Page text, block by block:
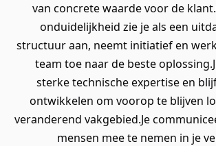
van concrete waarde voor de
onduidelijkheid zie je als een
structuur aan, neemt initiatief en
team toe naar de beste
sterke technische expertise en
ontwikkelen om voorop te blijven
veranderend vakgebied.Je
mensen mee te nemen in je